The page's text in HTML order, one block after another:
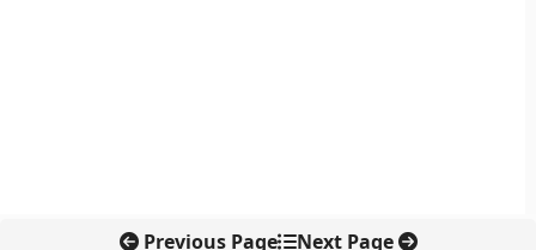
Previous Page Next Page